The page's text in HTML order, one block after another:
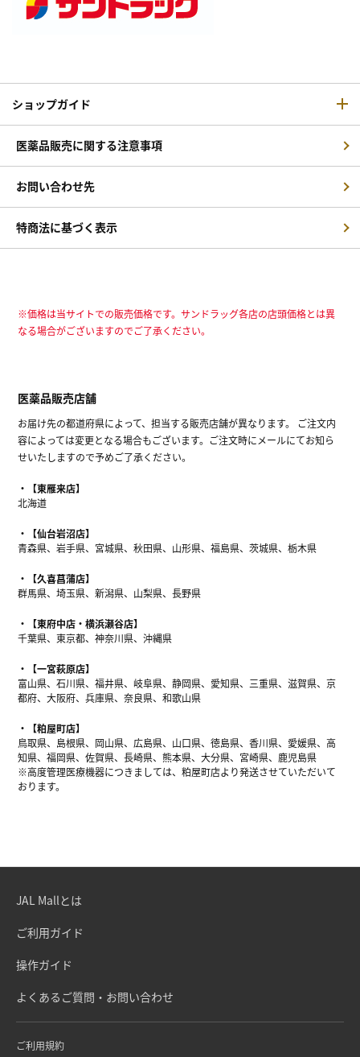
ショップガイド
医薬品販売に関する注意事項
お問い合わせ先
特商法に基づく表示
※価格は当サイトでの販売価格です。サンドラッグ各店の店頭価格とは異
なる場合がございますのでご了承ください。
医薬品販売店舗
お届け先の都道府県によって、担当する販売店舗が異なります。 ご注文内
容によっては変更となる場合もございます。ご注文時にメールにてお知ら
せいたしますので予めご了承ください。
【東雁来店】
北海道
【仙台岩沼店】
青森県、岩手県、宮城県、秋田県、山形県、福島県、茨城県、栃木県
【久喜菖蒲店】
群馬県、埼玉県、新潟県、山梨県、長野県
【東府中店・横浜瀬谷店】
千葉県、東京都、神奈川県、沖縄県
【一宮萩原店】
富山県、石川県、福井県、岐阜県、静岡県、愛知県、三重県、滋賀県、京
都府、大阪府、兵庫県、奈良県、和歌山県
【粕屋町店】
鳥取県、島根県、岡山県、広島県、山口県、徳島県、香川県、愛媛県、高
知県、福岡県、佐賀県、長崎県、熊本県、大分県、宮崎県、鹿児島県
※高度管理医療機器につきましては、粕屋町店より発送させていただいて
おります。
JAL Mallとは
ご利用ガイド
操作ガイド
よくあるご質問・お問い合わせ
ご利用規約